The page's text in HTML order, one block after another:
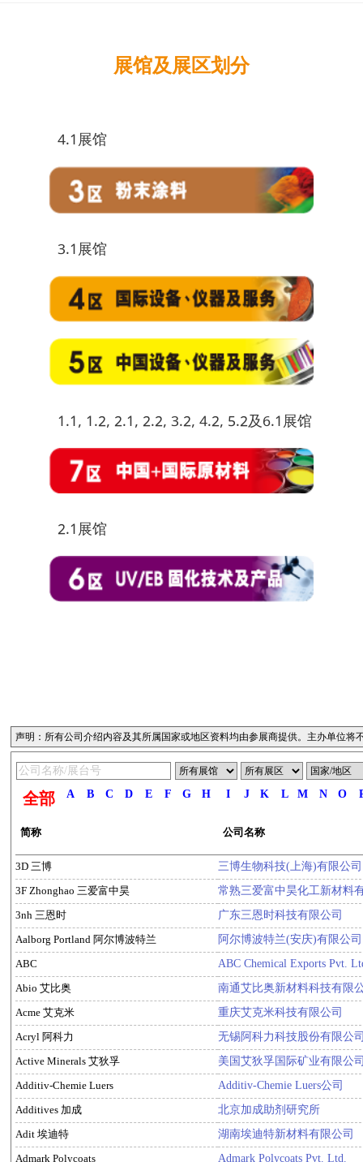
展馆及展区划分
4.1展馆
3.1展馆
1.1, 1.2, 2.1, 2.2, 3.2, 4.2, 5.2及6.1展馆
2.1展馆